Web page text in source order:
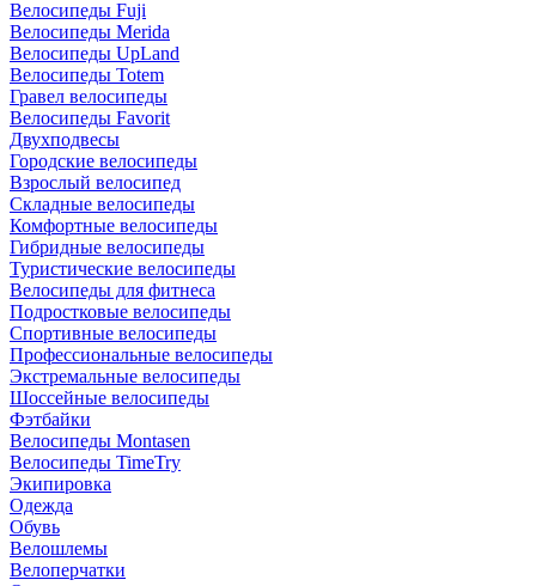
Велосипеды Fuji
Велосипеды Merida
Велосипеды UpLand
Велосипеды Totem
Гравел велосипеды
Велосипеды Favorit
Двухподвесы
Городские велосипеды
Взрослый велосипед
Складные велосипеды
Комфортные велосипеды
Гибридные велосипеды
Туристические велосипеды
Велосипеды для фитнеса
Подростковые велосипеды
Спортивные велосипеды
Профессиональные велосипеды
Экстремальные велосипеды
Шоссейные велосипеды
Фэтбайки
Велосипеды Montasen
Велосипеды TimeTry
Экипировка
Одежда
Обувь
Велошлемы
Велоперчатки